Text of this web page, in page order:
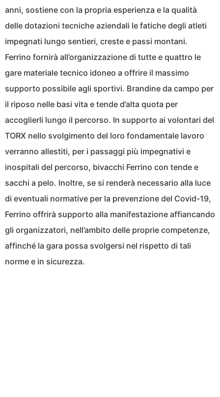
anni, sostiene con la propria esperienza e la qualità
delle dotazioni tecniche aziendali le fatiche degli atleti
impegnati lungo sentieri, creste e passi montani.
Ferrino fornirà all’organizzazione di tutte e quattro le
gare materiale tecnico idoneo a offrire il massimo
supporto possibile agli sportivi. Brandine da campo per
il riposo nelle basi vita e tende d’alta quota per
accoglierli lungo il percorso. In supporto ai volontari del
TORX nello svolgimento del loro fondamentale lavoro
verranno allestiti, per i passaggi più impegnativi e
inospitali del percorso, bivacchi Ferrino con tende e
sacchi a pelo. Inoltre, se si renderà necessario alla luce
di eventuali normative per la prevenzione del Covid-19,
Ferrino offrirà supporto alla manifestazione affiancando
gli organizzatori, nell’ambito delle proprie competenze,
affinché la gara possa svolgersi nel rispetto di tali
norme e in sicurezza.